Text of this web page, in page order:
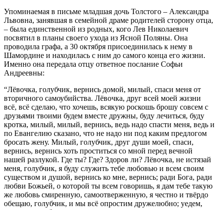
Упоминаемая в письме младшая дочь Толстого – Александра
Львовна, занявшая в семейной драме родителей сторону отца,
– была единственной из родных, кого Лев Николаевич
посвятил в планы своего ухода из Ясной Поляны. Она
проводила графа, а 30 октября присоединилась к нему в
Шамордине и находилась с ним до самого конца его жизни.
Именно она передала отцу ответное послание Софьи
Андреевны:
“Лёвочка, голубчик, вернись домой, милый, спаси меня от
вторичного самоубийства. Лёвочка, друг всей моей жизни
всё, всё сделаю, что хочешь, всякую роскошь брошу совсем с
друзьями твоими будем вместе дружны, буду лечиться, буду
кротка, милый, милый, вернись, ведь надо спасти меня, ведь и
по Евангелию сказано, что не надо ни под каким предлогом
бросать жену. Милый, голубчик, друг души моей, спаси,
вернись, вернись хоть проститься со мной перед вечной
нашей разлукой. Где ты? Где? Здоров ли? Лёвочка, не истязай
меня, голубчик, я буду служить тебе любовью и всем своим
существом и душой, вернись ко мне, вернись; ради Бога, ради
любви Божьей, о которой ты всем говоришь, я дам тебе такую
же любовь смиренную, самоотверженную, я честно и твёрдо
обещаю, голубчик, и мы всё опростим дружелюбно; уедем,